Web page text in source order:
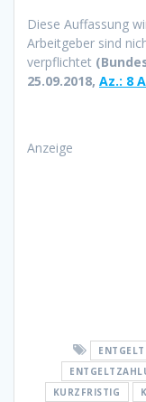
Diese Auffassung
Arbeitgeber sind
verpflichtet
25.09.2018, Az.: 8
Anzeige
KURZFRISTIG